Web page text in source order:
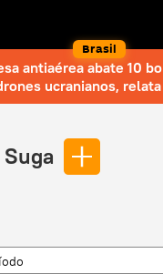
Brasil
antiaérea abate 10
ucranianos,